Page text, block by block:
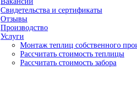
Свидетельства и сертификаты
Отзывы
Производство
Услуги
Монтаж теплиц собственного
Рассчитать стоимость теплицы
Рассчитать стоимость забора